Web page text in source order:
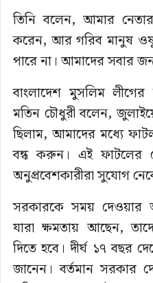
তিনি বলেন, আমার
করেন, আর গরিব মানুষ
পারে না। আমাদের সবার
বাংলাদেশ মুসলিম লীগের
মতিন চৌধুরী বলেন,
ছিলাম, আমাদের মধ্যে
বন্ধ করুন। এই ফাটলের
অনুপ্রবেশকারীরা সুযোগ
সরকারকে সময় দেওয়ার
যারা ক্ষমতায় আছেন,
দিতে হবে। দীর্ঘ ১৭ বছর
জানেন। বর্তমান সরকার